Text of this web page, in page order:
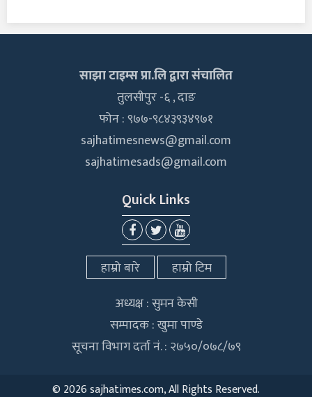
साझा टाइम्स प्रा.लि द्वारा संचालित
तुलसीपुर -६ , दाङ
फोन : ९७७-९८४३९३४९७१
sajhatimesnews@gmail.com
sajhatimesads@gmail.com
Quick Links
हाम्रो बारे
हाम्रो टिम
अध्यक्ष : सुमन केसी
सम्पादक : खुमा पाण्डे
सूचना विभाग दर्ता नं. : २७५०/०७८/७९
©2026 sajhatimes.com, All Rights Reserved.